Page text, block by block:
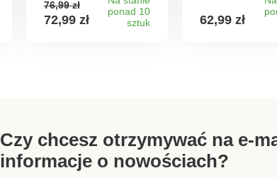
uchwytami
wykonane są z
ml. Wymiary:
podstawa ok. 29 cm,
szerokość każdego
spodka ok. 9 cm,
76,99 zł
72,99 zł
ponad 10
sztuk
przewracania.
62,99 zł
Czy chcesz otrzymywać na e-
informacje o nowościach?